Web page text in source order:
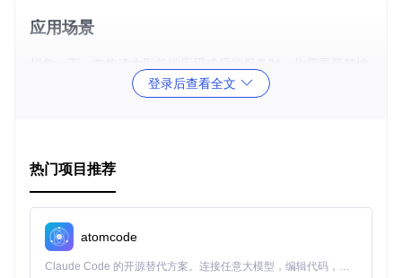
应用场景
访问数据模型的深层次属性。例如，从用户资料中获取特定信
息、在购物车中筛选出特定商品，或者处理配置对象的深嵌套
// 获取用户的全名，即使路径中的任何部分可能不存在
在数据处理、响应式编程、以及将数据映射到视图等场景下，
selectn
展现了其强大的便捷性和维护性优势。
登录后查看全文
热门项目推荐
atomcode
Claude Code 的开源替代方案。连接任意大模型，编辑代码，运行命令，自动验证 — 全自动执行。用 Rust 构建，极致性能。 ｜ An open-source alternative to Claude Code. Connect any LLM, edit code, run commands, and verify changes — autonomously. Built in Rust for speed. Get Started